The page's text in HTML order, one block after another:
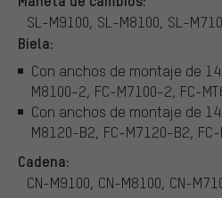
SL-M9100, SL-M8100, SL-
Biela:
Con anchos de montaje de
M8100-2, FC-M7100-2, FC-
Con anchos de montaje de
M8120-B2, FC-M7120-B2,
Cadena:
CN-M9100, CN-M8100, CN-